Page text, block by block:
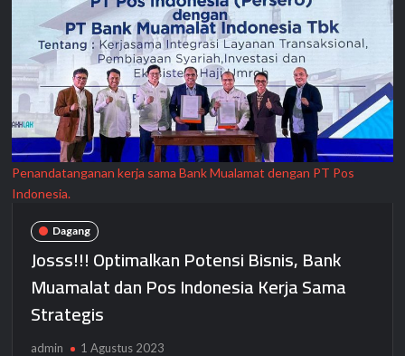
Penandatanganan kerja sama Bank Mualamat dengan PT Pos
Indonesia.
Dagang
Josss!!! Optimalkan Potensi Bisnis, Bank
Muamalat dan Pos Indonesia Kerja Sama
Strategis
admin 1 Agustus 2023